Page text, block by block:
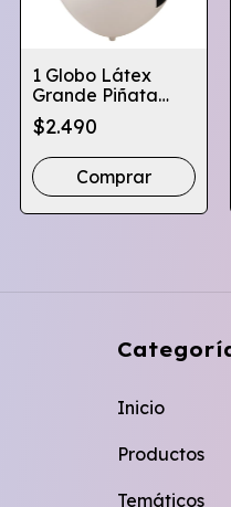
1 Globo Látex
Grande Piñata
Fútbol 91 Cm
Decoración Fiesta
$2.490
Comprar
Inicio
Productos
Temáticos